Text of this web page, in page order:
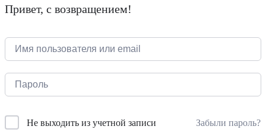
Привет, с возвращением!
Не выходить из учетной записи Забыли пароль?